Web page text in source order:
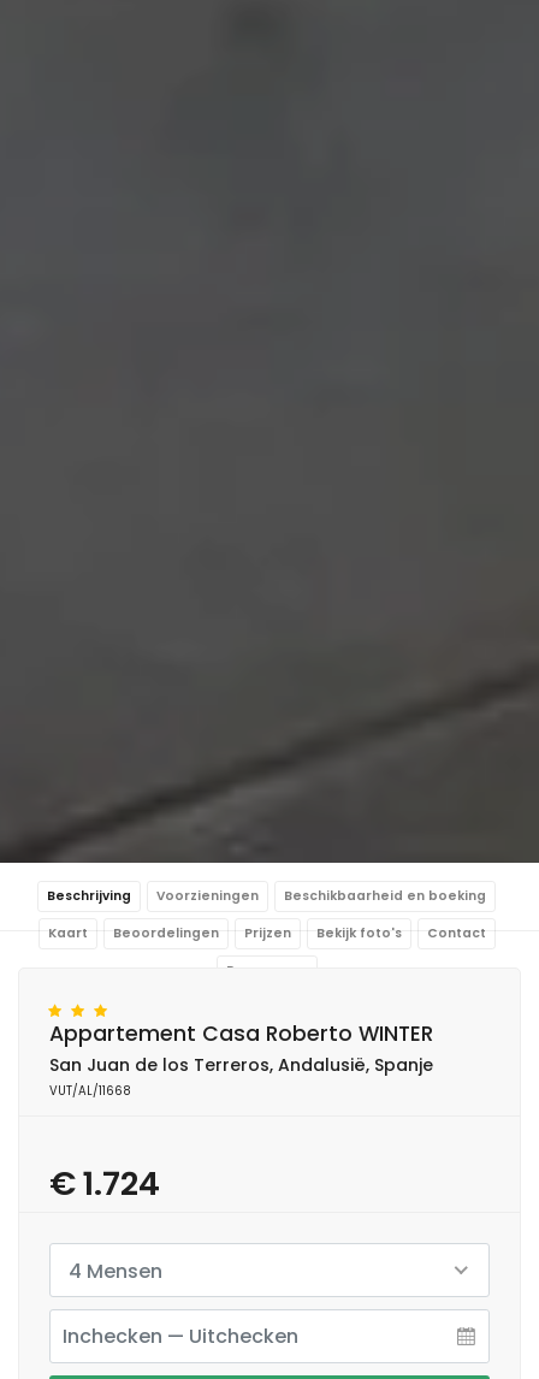
Beschrijving Voorzieningen Beschikbaarheid en boeking
Kaart Beoordelingen Prijzen Bekijk foto's Contact
Reserveren
Appartement Casa Roberto WINTER
San Juan de los Terreros, Andalusië, Spanje
VUT/AL/11668
€ 1.724
4 Mensen